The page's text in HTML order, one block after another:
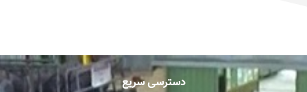
دسترسی سریع